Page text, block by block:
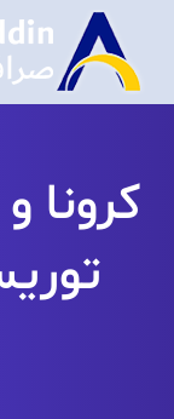
کرونا